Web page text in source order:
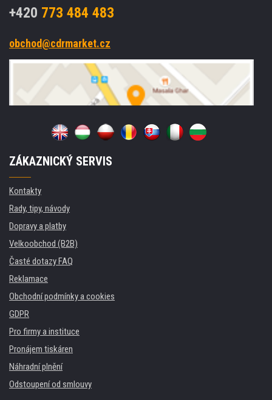
+420 773 484 483
obchod@cdrmarket.cz
ZÁKAZNICKÝ SERVIS
Kontakty
Rady, tipy, návody
Dopravy a platby
Velkoobchod (B2B)
Časté dotazy FAQ
Reklamace
Obchodní podmínky a cookies
GDPR
Pro firmy a instituce
Pronájem tiskáren
Náhradní plnění
Odstoupení od smlouvy